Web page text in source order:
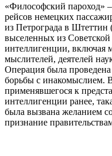
«Философский пароход»
рейсов немецких
из Петрограда в Штеттин
выселенных из Советской
интеллигенции, включая
мыслителей, деятелей
Операция была
борьбы с инакомыслием.
применявшегося к
интеллигенции ранее,
была вызвана желанием
признание